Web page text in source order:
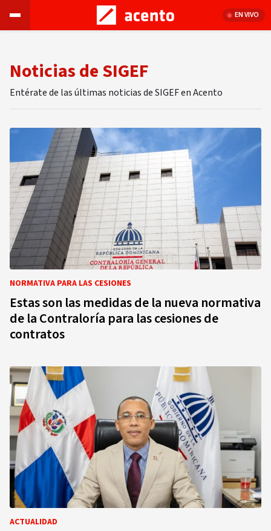
EN VIVO
Noticias de SIGEF
Entérate de las últimas noticias de SIGEF en Acento
NORMATIVA PARA LAS CESIONES
Estas son las medidas de la nueva normativa
de la Contraloría para las cesiones de
contratos
ACTUALIDAD